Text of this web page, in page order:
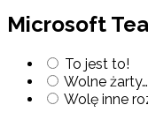
Microsoft
To jest to!
Wolne żarty…
Wolę inne